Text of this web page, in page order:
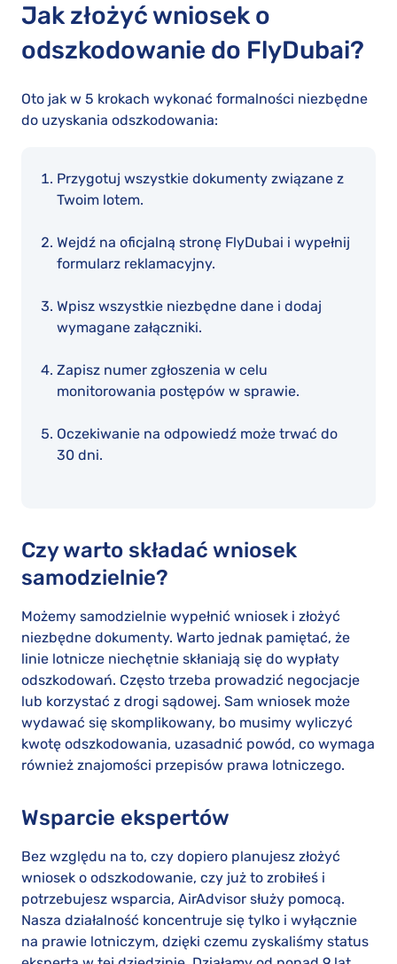
Jak złożyć wniosek o
odszkodowanie do FlyDubai?
Oto jak w 5 krokach wykonać formalności niezbędne
do uzyskania odszkodowania:
Przygotuj wszystkie dokumenty związane z
Twoim lotem.
Wejdź na oficjalną stronę FlyDubai i wypełnij
formularz reklamacyjny.
Wpisz wszystkie niezbędne dane i dodaj
wymagane załączniki.
Zapisz numer zgłoszenia w celu
monitorowania postępów w sprawie.
Oczekiwanie na odpowiedź może trwać do
30 dni.
Czy warto składać wniosek
samodzielnie?
Możemy samodzielnie wypełnić wniosek i złożyć
niezbędne dokumenty. Warto jednak pamiętać, że
linie lotnicze niechętnie skłaniają się do wypłaty
odszkodowań. Często trzeba prowadzić negocjacje
lub korzystać z drogi sądowej. Sam wniosek może
wydawać się skomplikowany, bo musimy wyliczyć
kwotę odszkodowania, uzasadnić powód, co wymaga
również znajomości przepisów prawa lotniczego.
Wsparcie ekspertów
Bez względu na to, czy dopiero planujesz złożyć
wniosek o odszkodowanie, czy już to zrobiłeś i
potrzebujesz wsparcia, AirAdvisor służy pomocą.
Nasza działalność koncentruje się tylko i wyłącznie
na prawie lotniczym, dzięki czemu zyskaliśmy status